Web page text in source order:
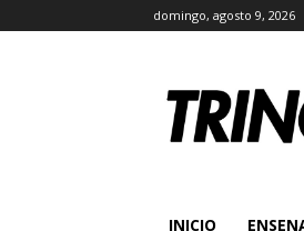
domingo, agosto 9, 2026
INICIO